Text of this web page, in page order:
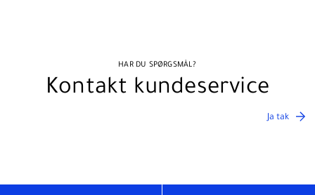
HAR DU SPØRGSMÅL?
Kontakt kundeservice
Ja tak